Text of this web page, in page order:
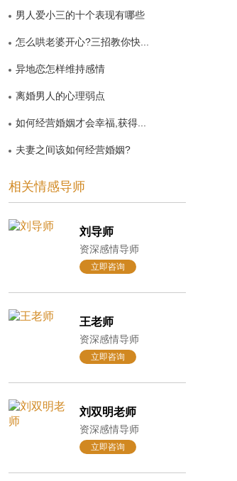
男人爱小三的十个表现有哪些
怎么哄老婆开心?三招教你快...
异地恋怎样维持感情
离婚男人的心理弱点
如何经营婚姻才会幸福,获得...
夫妻之间该如何经营婚姻?
相关情感导师
刘导师
资深感情导师
立即咨询
王老师
资深感情导师
立即咨询
刘双明老师
资深感情导师
立即咨询